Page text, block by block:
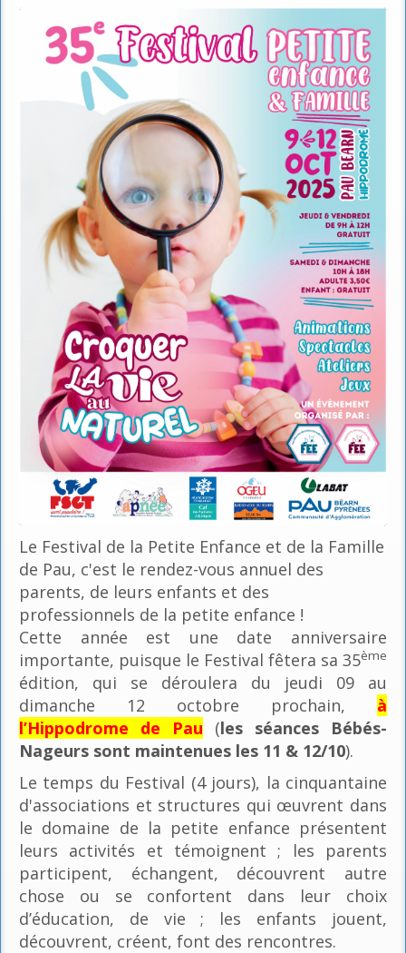
Le Festival de la Petite Enfance et de la Famille
de Pau, c'est le rendez-vous annuel des
parents, de leurs enfants et des
professionnels de la petite enfance !
Cette année est une date anniversaire
importante, puisque le Festival fêtera sa 35ème
édition, qui se déroulera du jeudi 09 au
dimanche 12 octobre prochain, à
l’Hippodrome de Pau (les séances Bébés-
Nageurs sont maintenues les 11 & 12/10).
Le temps du Festival (4 jours), la cinquantaine
d'associations et structures qui œuvrent dans
le domaine de la petite enfance présentent
leurs activités et témoignent ; les parents
participent, échangent, découvrent autre
chose ou se confortent dans leur choix
d’éducation, de vie ; les enfants jouent,
découvrent, créent, font des rencontres.